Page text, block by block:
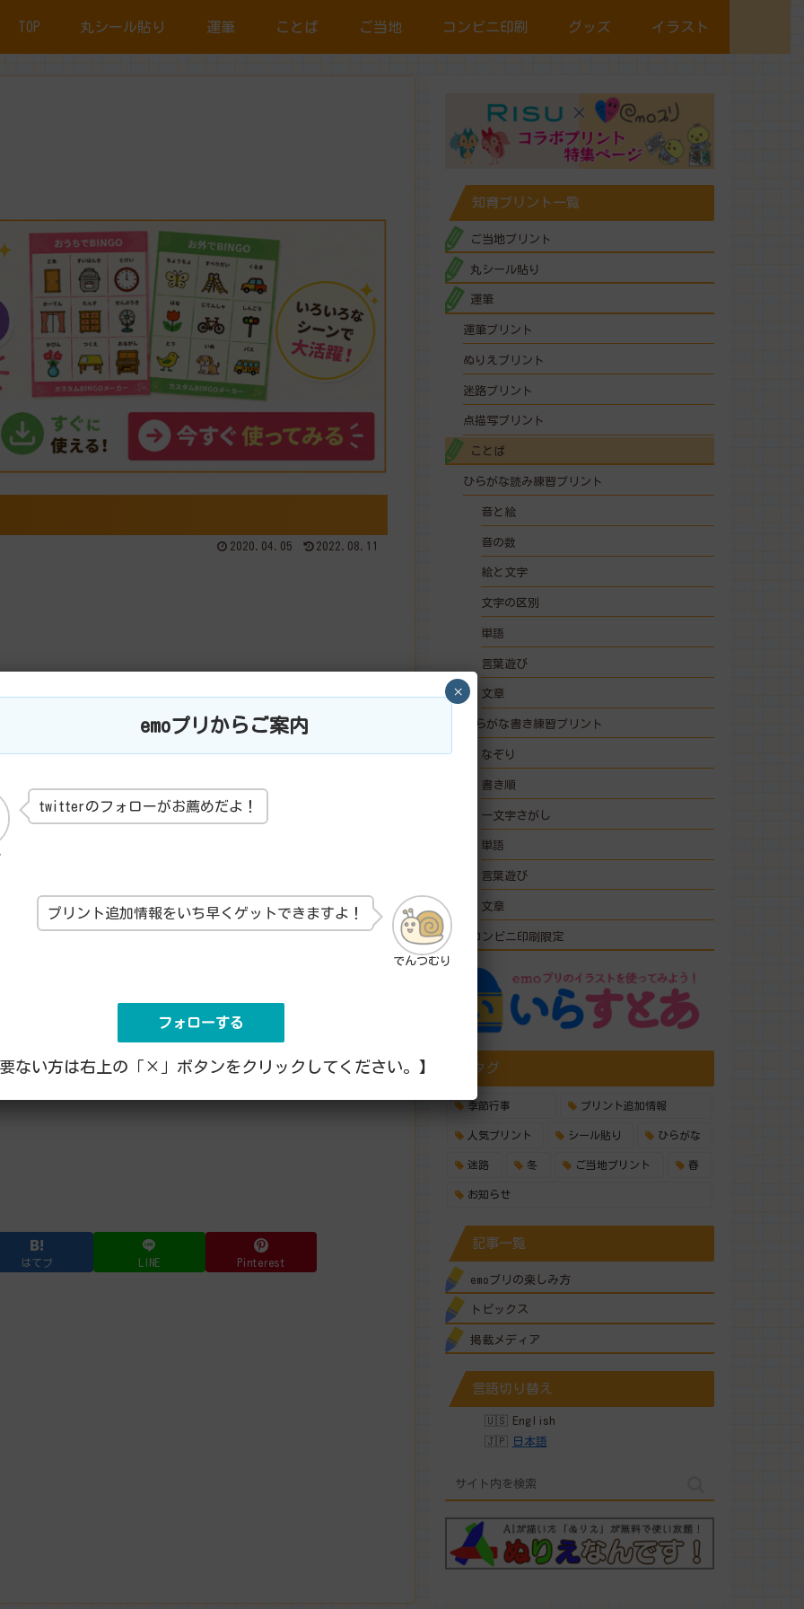
TOP 丸シール貼り 運筆 ことば ご当地 コンビニ印刷 グッズ イラスト
2020.04.05 2022.08.11
はてブ LINE Pinterest
知育プリント一覧
ご当地プリント
丸シール貼り
運筆
運筆プリント
ぬりえプリント
迷路プリント
点描写プリント
ことば
ひらがな読み練習プリント
音と絵
音の数
絵と文字
文字の区別
単語
言葉遊び
文章
ひらがな書き練習プリント
なぞり
書き順
一文字さがし
単語
言葉遊び
文章
コンビニ印刷限定
タグ
季節行事 プリント追加情報
人気プリント シール貼り ひらがな
迷路 冬 ご当地プリント 春
お知らせ
記事一覧
emoプリの楽しみ方
トピックス
掲載メディア
言語切り替え
English
日本語
emoプリからご案内
twitterのフォローがお薦めだよ！
でんつむり
プリント追加情報をいち早くゲットできますよ！
フォローする
ない方は右上の「×」ボタンをクリックしてください。】
×